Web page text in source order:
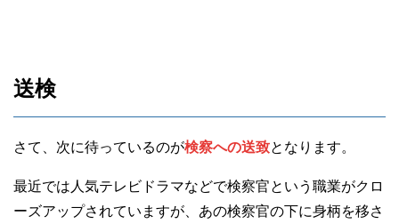
送検
さて、次に待っているのが検察への送致となります。
最近では人気テレビドラマなどで検察官という職業がクロ
ーズアップされていますが、あの検察官の下に身柄を移さ